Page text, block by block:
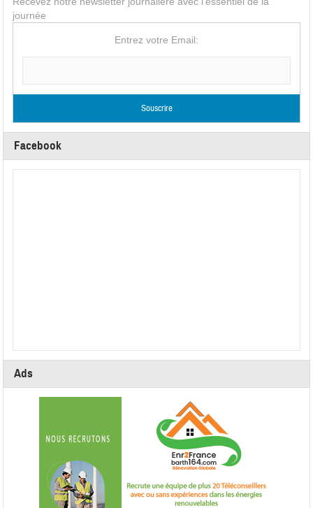
journée
Entrez votre Email:
Facebook
Ads